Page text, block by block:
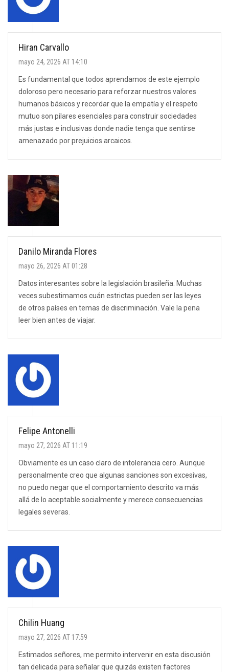
Hiran Carvallo
mayo 24, 2026 AT 14:10
Es fundamental que todos aprendamos de este ejemplo
doloroso pero necesario para reforzar nuestros valores
humanos básicos y recordar que la empatía y el respeto
mutuo son pilares esenciales para construir sociedades
más justas e inclusivas donde nadie tenga que sentirse
amenazado por prejuicios arcaicos.
Danilo Miranda Flores
mayo 26, 2026 AT 01:28
Datos interesantes sobre la legislación brasileña. Muchas
veces subestimamos cuán estrictas pueden ser las leyes
de otros países en temas de discriminación. Vale la pena
leer bien antes de viajar.
Felipe Antonelli
mayo 27, 2026 AT 11:19
Obviamente es un caso claro de intolerancia cero. Aunque
personalmente creo que algunas sanciones son excesivas,
no puedo negar que el comportamiento descrito va más
allá de lo aceptable socialmente y merece consecuencias
legales severas.
Chilin Huang
mayo 27, 2026 AT 17:59
Estimados señores, me permito intervenir en esta discusión
tan delicada para señalar que quizás existen factores